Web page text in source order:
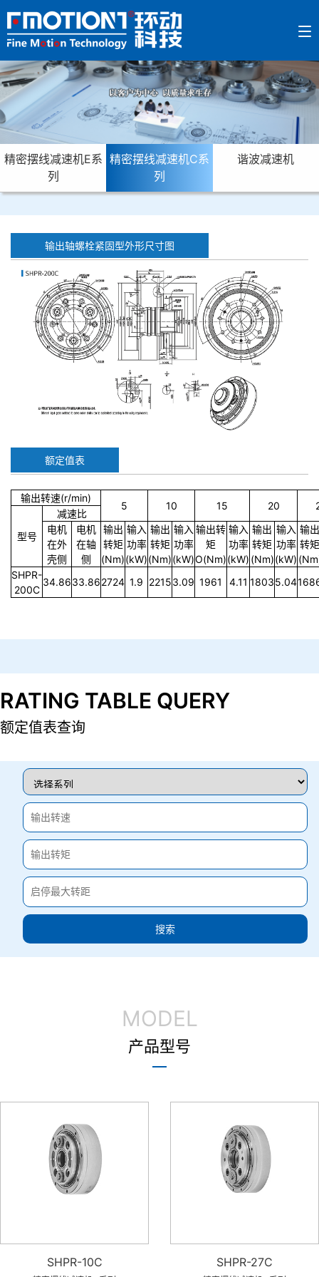
精密摆线减速机E系
列
精密摆线减速机C系
列
谐波减速机
输出轴螺栓紧固型外形尺寸图
额定值表
输出转速(r/min)
5 10 15 20
型号
减速比
电机
在外
壳侧
电机
在轴
侧
输出
转矩
(Nm)
输入
功率
(kW)
输出
转矩
(Nm)
输入
功率
(kW)
输出转
矩
O(Nm)
输入
功率
(kW)
输出
转矩
(Nm)
输入
功率
(kW)
输出
转矩
SHPR-
200C
34.8633.862724 1.9 22153.09 1961 4.11 18035.04
RATING TABLE QUERY
额定值表查询
搜索
MODEL
产品型号
SHPR-10C SHPR-27C